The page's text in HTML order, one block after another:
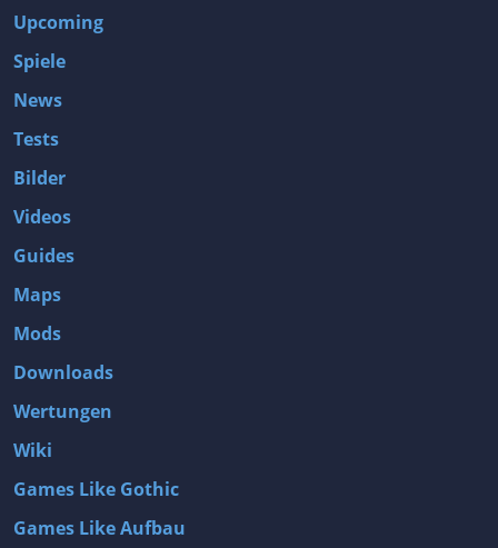
Upcoming
Spiele
News
Tests
Bilder
Videos
Guides
Maps
Mods
Downloads
Wertungen
Wiki
Games Like Gothic
Games Like Aufbau